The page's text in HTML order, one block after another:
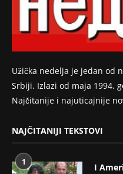
Užička nedelja je jedan od
Srbiji. Izlazi od maja 1994.
Najčitanije i najuticajnije
NAJČITANIJI TEKSTOVI
1 I